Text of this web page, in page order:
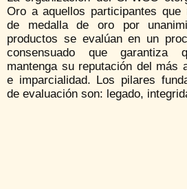
Oro a aquellos participantes que
de medalla de oro por
productos se evalúan en un
consensuado que garantiza
mantenga su reputación del más
e imparcialidad. Los pilares
de evaluación son: legado,